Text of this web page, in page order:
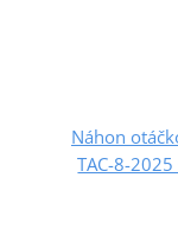
Náhon
TAC-8-